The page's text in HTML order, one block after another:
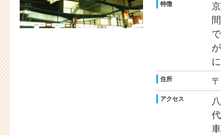
特徴
住所
アクセス